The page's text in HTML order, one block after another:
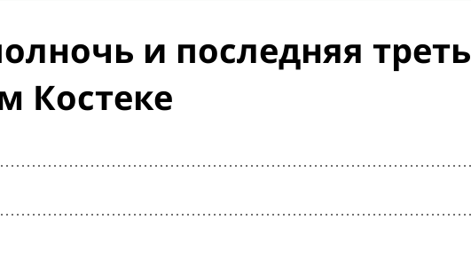
и последняя треть
Костеке